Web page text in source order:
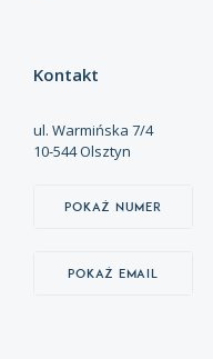
Kontakt
ul. Warmińska 7/4
10-544 Olsztyn
Pokaż numer
Pokaż email